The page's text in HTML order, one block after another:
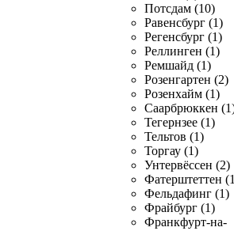
Потсдам (10)
Равенсбург (1)
Регенсбург (1)
Реллинген (1)
Ремшайд (1)
Розенгартен (2)
Розенхайм (1)
Саарбрюккен
Тегернзее (1)
Тельтов (1)
Торгау (1)
Унтервёссен (2)
Фатерштеттен
Фельдафинг (1)
Фрайбург (1)
Франкфурт-на-